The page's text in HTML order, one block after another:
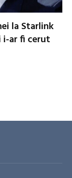
la Starlink
i-ar fi cerut